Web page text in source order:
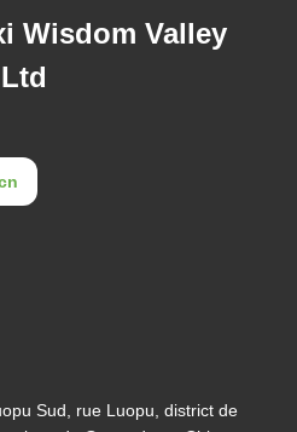
Wisdom Valley
Sud, rue Luopu, district de